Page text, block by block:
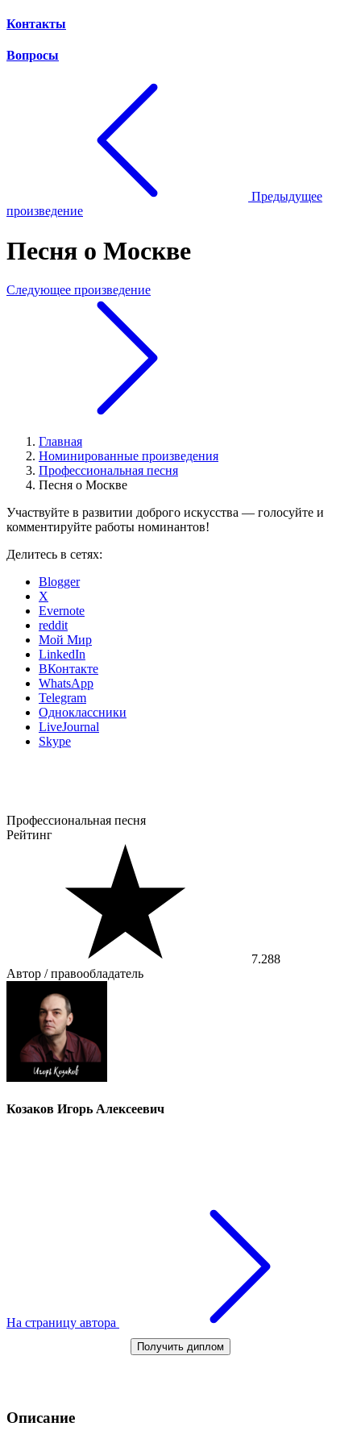
Контакты
Вопросы
Предыдущее
произведение
Песня о Москве
Следующее произведение
Главная
Номинированные произведения
Профессиональная песня
Песня о Москве
Участвуйте в развитии доброго искусства — голосуйте и
комментируйте работы номинантов!
Делитесь в сетях:
Blogger
X
Evernote
reddit
Мой Мир
LinkedIn
ВКонтакте
WhatsApp
Telegram
Одноклассники
LiveJournal
Skype
Профессиональная песня
Рейтинг
7.288
Автор / правообладатель
Козаков Игорь Алексеевич
На страницу автора
Получить диплом
Описание